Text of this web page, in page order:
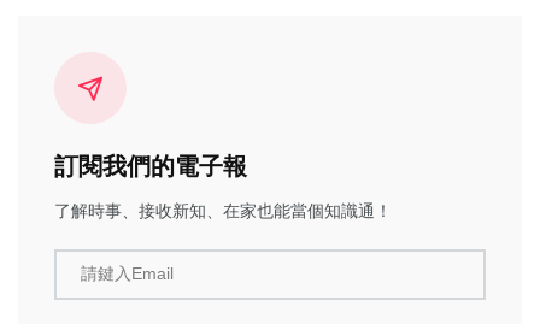
訂閱我們的電子報
了解時事、接收新知、在家也能當個知識通！
請鍵入Email